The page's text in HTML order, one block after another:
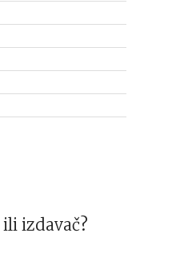
izdavač?